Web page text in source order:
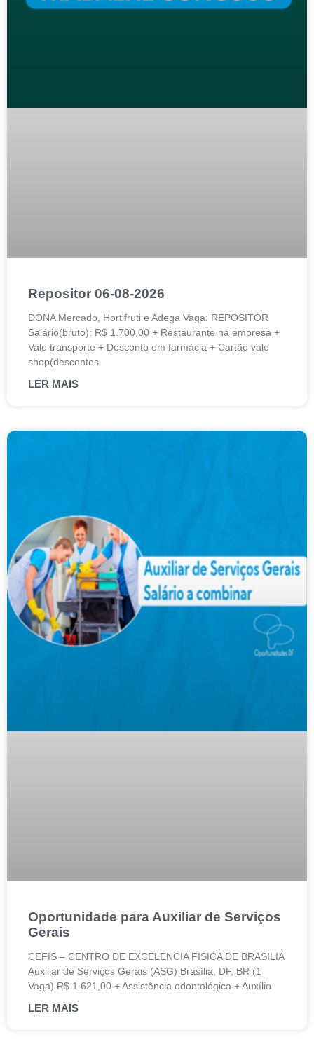
Repositor 06-08-2026
DONA Mercado, Hortifruti e Adega Vaga: REPOSITOR
Salário(bruto): R$ 1.700,00 + Restaurante na empresa +
Vale transporte + Desconto em farmácia + Cartão vale
shop(descontos
LER MAIS
Oportunidade para Auxiliar de Serviços
Gerais
CEFIS – CENTRO DE EXCELENCIA FISICA DE BRASILIA
Auxiliar de Serviços Gerais (ASG) Brasília, DF, BR (1
Vaga) R$ 1.621,00 + Assistência odontológica + Auxílio
LER MAIS